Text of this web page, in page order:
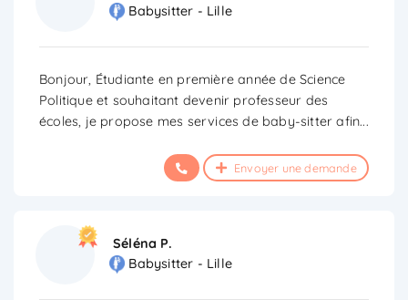
Babysitter - Lille
Bonjour, Étudiante en première année de Science
Politique et souhaitant devenir professeur des
écoles, je propose mes services de baby-sitter afin...
Envoyer une demande
Séléna P.
Babysitter - Lille